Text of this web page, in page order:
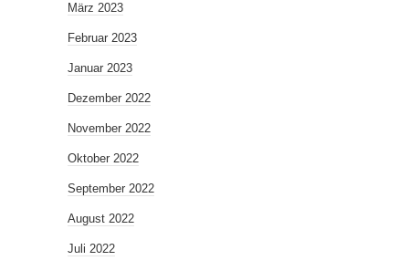
März 2023
Februar 2023
Januar 2023
Dezember 2022
November 2022
Oktober 2022
September 2022
August 2022
Juli 2022